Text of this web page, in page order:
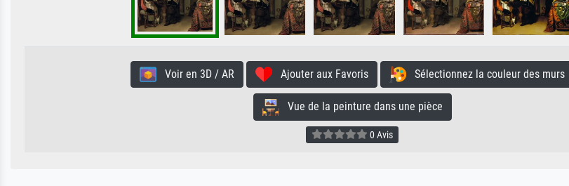
Voir en 3D / AR Ajouter aux Favoris Sélectionnez la couleur des murs
Vue de la peinture dans une pièce
0 Avis